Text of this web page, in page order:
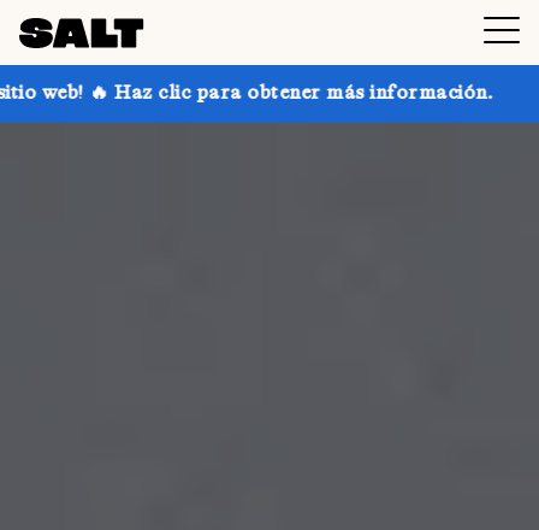
obtener más información. ¡Consigue hasta un